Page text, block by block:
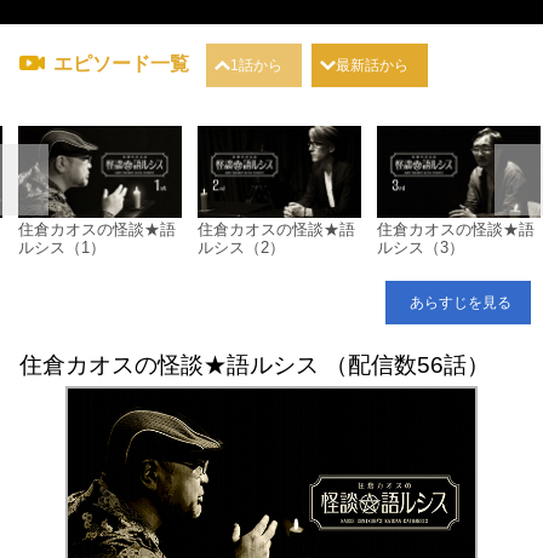
エピソード一覧 1話から 最新話から
住倉カオスの怪談★語
ルシス（1）
住倉カオスの怪談★語
ルシス（2）
住倉カオスの怪談★語
ルシス（3）
あらすじを見る
住倉カオスの怪談★語ルシス （配信数56話）